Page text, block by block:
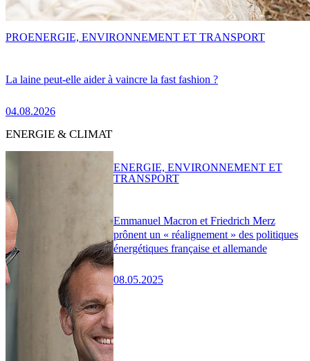
La laine peut-elle aider à vaincre la fast fashion ?
04.08.2026
PROENERGIE, ENVIRONNEMENT ET TRANSPORT
ENERGIE & CLIMAT
Emmanuel Macron et Friedrich Merz
prônent un « réalignement » des politiques
énergétiques française et allemande
08.05.2025
ENERGIE, ENVIRONNEMENT ET
TRANSPORT